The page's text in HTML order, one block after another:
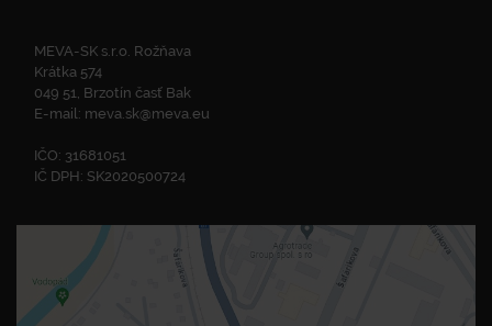
MEVA-SK s.r.o. Rožňava
Krátka 574
049 51, Brzotín časť Bak
E-mail: meva.sk@meva.eu
IČO: 31681051
IČ DPH: SK2020500724